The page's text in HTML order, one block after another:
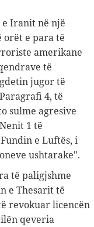
e Iranit në një
e para të
amerikane
të
jugor të
4, të
sulme agresive
1 të
e Luftës, i
ushtarake".
të paligjshme
e Thesarit të
revokuar licencën
qeveria